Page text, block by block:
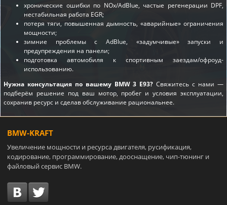
хронические ошибки по NOx/AdBlue, частые регенерации DPF,
нестабильная работа EGR;
потеря тяги, повышенная дымность, «аварийные» ограничения
мощности;
зимние проблемы с AdBlue, «задумчивые» запуски и
предупреждения на панели;
подготовка автомобиля к спортивным заездам/офроуд-
использованию.
Нужна консультация по вашему BMW 3 E93? Свяжитесь с нами —
подберём решение под ваш мотор, пробег и условия эксплуатации,
сохранив ресурс и сделав обслуживание рациональнее.
BMW-KRAFT
Увеличение мощности и ресурса двигателя, русификация,
кодирование, программирование, дооснащение, чип-тюнинг и
файловый сервис BMW.